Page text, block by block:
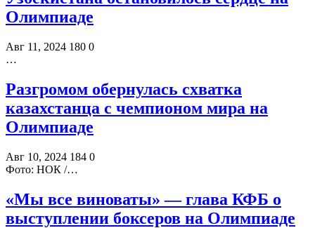
Олимпиаде
Авг 11, 2024 180 0
…
Разгромом обернулась схватка
казахстанца с чемпионом мира на
Олимпиаде
Авг 10, 2024 184 0
Фото: НОК /…
«Мы все виноваты» — глава КФБ о
выступлении боксеров на Олимпиаде